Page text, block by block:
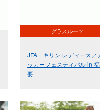
グラスルーツ
JFA・キリン レディース／
ッカーフェスティバル in
要